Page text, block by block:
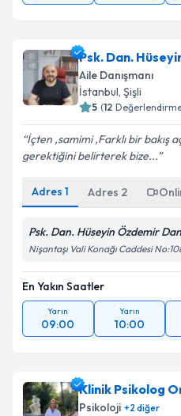
Psk. Dan.
Aile Danışmanı
İstanbul, Şişli
5 (12
İçten ,samimi ,Farklı bir bakış
gerektiğini belirterek bize...
Adres 1 Adres 2
Psk. Dan. Hüseyin Özdemir
Nişantaşı Vali Konağı Caddesi
En Yakın Saatler
Yarın
09:00
Yarın
10:00
Klinik Psikolog
Psikoloji +2 diğer